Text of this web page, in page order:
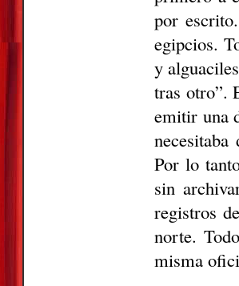
por
egipcios.
y
tras otro”.
emitir una
Por lo
sin
registros
norte.
misma